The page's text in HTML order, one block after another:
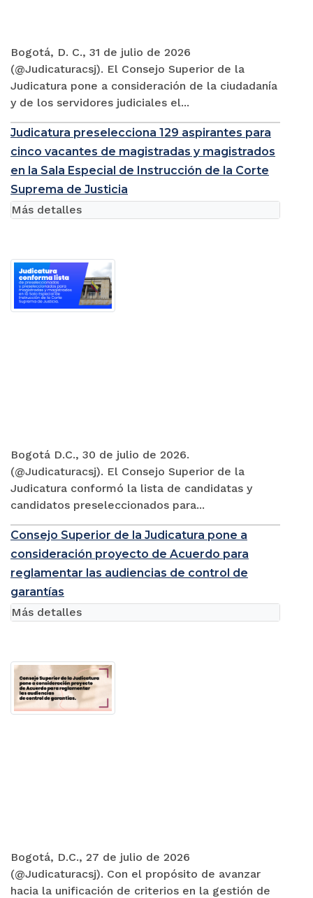
Bogotá, D. C., 31 de julio de 2026
(@Judicaturacsj). El Consejo Superior de la
Judicatura pone a consideración de la ciudadanía
y de los servidores judiciales el...
Judicatura preselecciona 129 aspirantes para
cinco vacantes de magistradas y magistrados
en la Sala Especial de Instrucción de la Corte
Suprema de Justicia
Bogotá D.C., 30 de julio de 2026.
(@Judicaturacsj). El Consejo Superior de la
Judicatura conformó la lista de candidatas y
candidatos preseleccionados para...
Más detalles
Consejo Superior de la Judicatura pone a
consideración proyecto de Acuerdo para
reglamentar las audiencias de control de
garantías
Bogotá, D.C., 27 de julio de 2026
(@Judicaturacsj). Con el propósito de avanzar
hacia la unificación de criterios en la gestión de
Más detalles